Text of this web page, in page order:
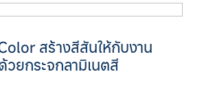
สร้างสีสันให้กับงาน
ยกระจกลามิเนตสี